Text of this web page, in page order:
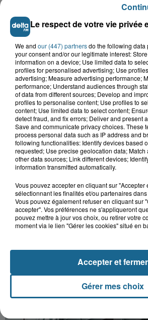
Des cours... de
Dunes
12h30
Basket : Gravelines-
commencer sa
10h51
Outreau : un
victime d'un
Le respect de votre vie privée
We and our (447) partnersdo the following data
your consent and/or our legitimate interest:
information on a device; Use limited data to
profiles for personalised advertising; Use
advertising; Measure advertising performance;
performance; Understand audiences through
of data from different sources; Develop and
profiles to personalise content; Use profiles to
content; Use limited data to select content;
detect fraud, and fix errors; Deliver and present
Save and communicate privacy choices. These
process personal data such as IP address and
following functionalities: Identify devices based
requested; Use precise geolocation data;
other data sources; Link different devices;
information transmitted automatically.
Vous pouvez accepter en cliquant sur "Accepter
sélectionnant les finalités et/ou partenaires
Vous pouvez également refuser en cliquant sur
accepter". Vos préférences ne s'appliqueront
pouvez mettre à jour vos choix, ou retirer votre
moment via le lien "Gérer les cookies" situé en
Gérer mes choix
Accepter et fermer